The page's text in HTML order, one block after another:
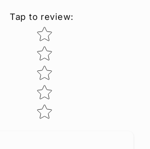
Tap to review:
Star rating